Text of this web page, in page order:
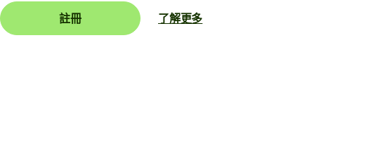
註冊 了解更多